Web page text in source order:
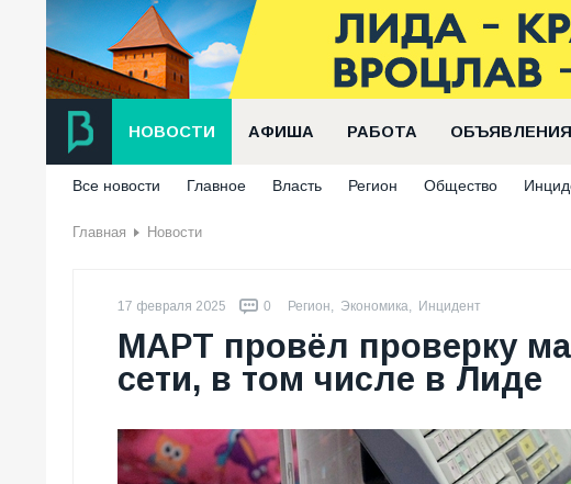
НОВОСТИ АФИША РАБОТА ОБЪЯВЛЕНИЯ
Все новости Главное Власть Регион Общество
Главная Новости
17 февраля 2025 0 Регион, Экономика, Инцидент
МАРТ провёл проверку
сети, в том числе в Лиде